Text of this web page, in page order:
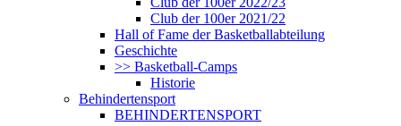
Club der 100er 2021/22
Hall of Fame der Basketballabteilung
Geschichte
>> Basketball-Camps
Historie
Behindertensport
BEHINDERTENSPORT